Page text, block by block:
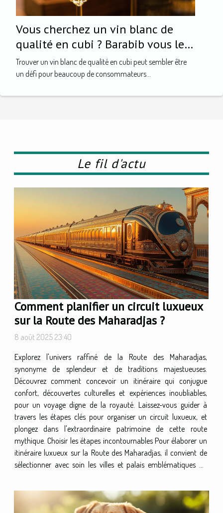
Vous cherchez un vin blanc de
qualité en cubi ? Barabib vous le
trouve !
Trouver un vin blanc de qualité en cubi peut sembler être
un défi pour beaucoup de consommateurs...
Le fil d'actu
Comment planifier un circuit luxueux
sur la Route des Maharadjas ?
8 août 2025 23:40
Explorez l'univers raffiné de la Route des Maharadjas,
synonyme de splendeur et de traditions majestueuses.
Découvrez comment concevoir un itinéraire qui conjugue
confort, découvertes culturelles et expériences inoubliables,
pour un voyage digne de la royauté. Laissez-vous guider à
travers les étapes clés pour organiser un circuit luxueux, et
plongez dans l'extraordinaire patrimoine de cette route
mythique. Choisir les étapes incontournables Pour élaborer un
itinéraire luxueux sur la Route des Maharadjas, il convient de
sélectionner avec soin les villes et palais emblématiques du